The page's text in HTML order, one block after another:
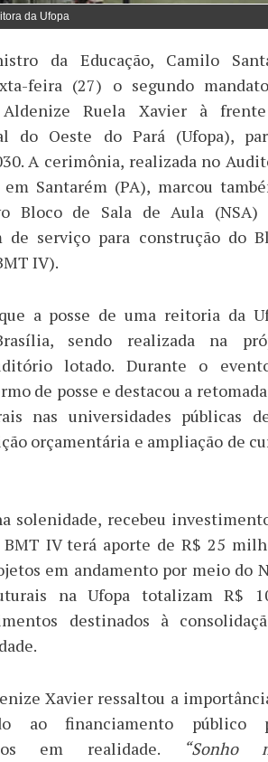
da Ufopa
da Educação, Camilo
feira (27) o segundo
Aldenize Ruela Xavier à
do Oeste do Pará (Ufopa),
A cerimônia, realizada no
em Santarém (PA), marcou
Bloco de Sala de Aula
de serviço para construção do
IV).
a posse de uma reitoria da
sendo realizada na
lotado. Durante o
de posse e destacou a
nas universidades públicas
orçamentária e ampliação de
solenidade, recebeu
IV terá aporte de R$ 25
em andamento por meio do
na Ufopa totalizam R$
destinados à
Xavier ressaltou a
ao financiamento público
em realidade. “Sonho